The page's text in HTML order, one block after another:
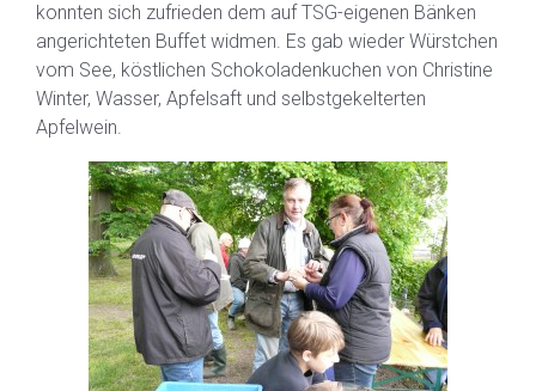
konnten sich zufrieden dem auf TSG-eigenen Bänken
angerichteten Buffet widmen. Es gab wieder Würstchen
vom See, köstlichen Schokoladenkuchen von Christine
Winter, Wasser, Apfelsaft und selbstgekelterten
Apfelwein.